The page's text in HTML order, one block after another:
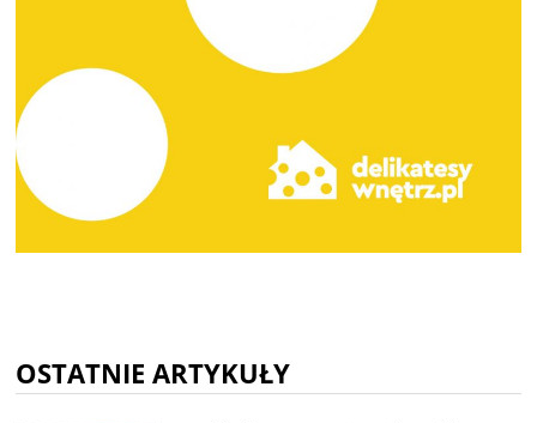
OSTATNIE ARTYKUŁY